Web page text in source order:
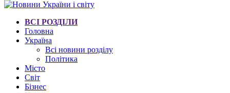
ВСІ РОЗДІЛИ
Головна
Україна
Всі новини розділу
Політика
Місто
Світ
Бізнес